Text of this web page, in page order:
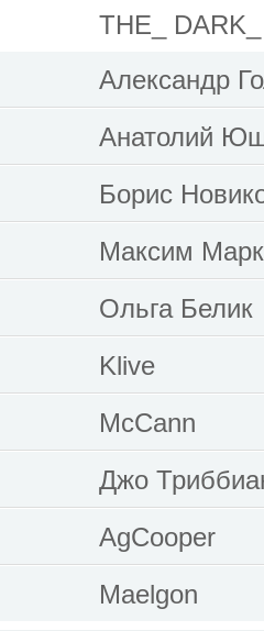
THE_
Александр
Анатолий
Борис
Максим
Ольга Белик
Klive
McCann
Джо
AgCooper
Maelgon